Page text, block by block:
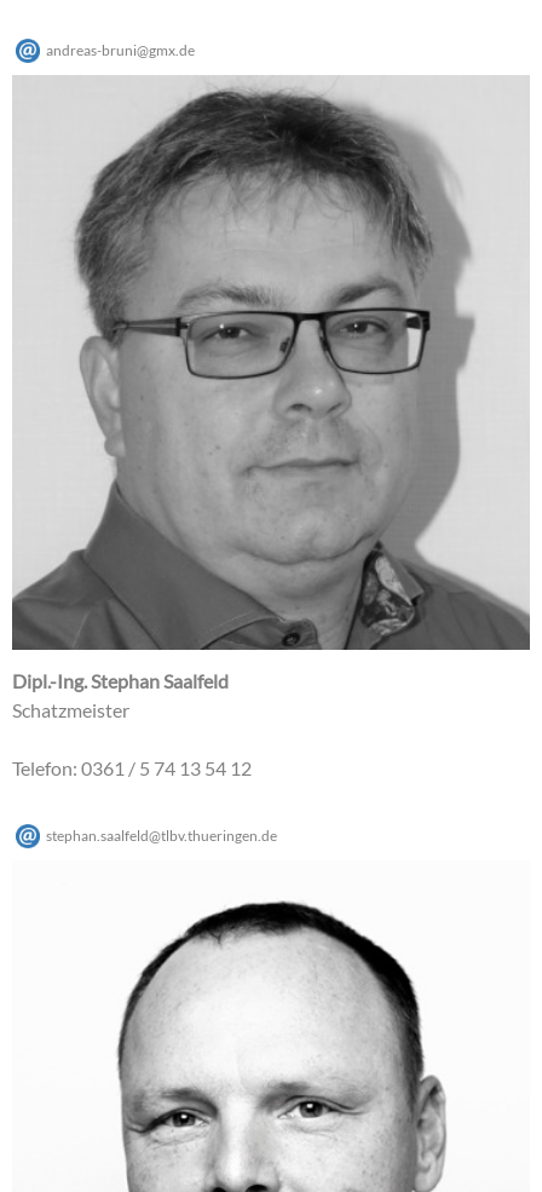
andreas-bruni@gmx de
Dipl.-Ing. Stephan Saalfeld
Schatzmeister
Telefon: 0361 / 5 74 13 54 12
stephan.saalfeld@tlbv.thueringen.de